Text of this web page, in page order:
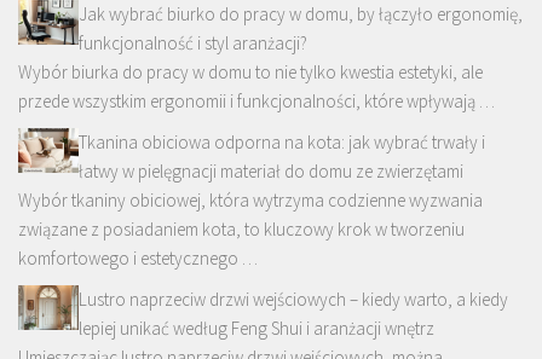
Jak wybrać biurko do pracy w domu, by łączyło ergonomię,
funkcjonalność i styl aranżacji?
Wybór biurka do pracy w domu to nie tylko kwestia estetyki, ale
przede wszystkim ergonomii i funkcjonalności, które wpływają …
Tkanina obiciowa odporna na kota: jak wybrać trwały i
łatwy w pielęgnacji materiał do domu ze zwierzętami
Wybór tkaniny obiciowej, która wytrzyma codzienne wyzwania
związane z posiadaniem kota, to kluczowy krok w tworzeniu
komfortowego i estetycznego …
Lustro naprzeciw drzwi wejściowych – kiedy warto, a kiedy
lepiej unikać według Feng Shui i aranżacji wnętrz